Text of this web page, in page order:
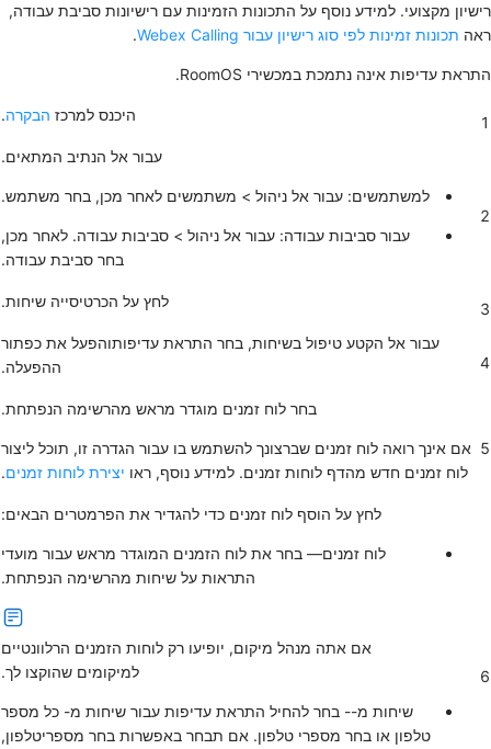
רישיון מקצועי. למידע נוסף על התכונות הזמינות עם רישיונות סביבת עבודה,
ראה תכונות זמינות לפי סוג רישיון עבור Webex Calling .
התראת עדיפות אינה נתמכת במכשירי RoomOS.
1 היכנס למרכז הבקרה.
2
עבור אל הנתיב המתאים.
למשתמשים: עבור אל ניהול > משתמשים לאחר מכן, בחר משתמש.
עבור סביבות עבודה: עבור אל ניהול > סביבות עבודה. לאחר מכן,
בחר סביבת עבודה.
3 לחץ על הכרטיסייה שיחות.
4
עבור אל הקטע טיפול בשיחות, בחר התראת עדיפותוהפעל את כפתור
ההפעלה.
5
בחר לוח זמנים מוגדר מראש מהרשימה הנפתחת.
אם אינך רואה לוח זמנים שברצונך להשתמש בו עבור הגדרה זו, תוכל ליצור
לוח זמנים חדש מהדף לוחות זמנים. למידע נוסף, ראו יצירת לוחות זמנים.
6
לחץ על הוסף לוח זמנים כדי להגדיר את הפרמטרים הבאים:
לוח זמנים— בחר את לוח הזמנים המוגדר מראש עבור מועדי
התראות על שיחות מהרשימה הנפתחת.
אם אתה מנהל מיקום, יופיעו רק לוחות הזמנים הרלוונטיים
למיקומים שהוקצו לך.
שיחות מ-- בחר להחיל התראת עדיפות עבור שיחות מ- כל מספר
טלפון או בחר מספרי טלפון. אם תבחר באפשרות בחר מספריטלפון,